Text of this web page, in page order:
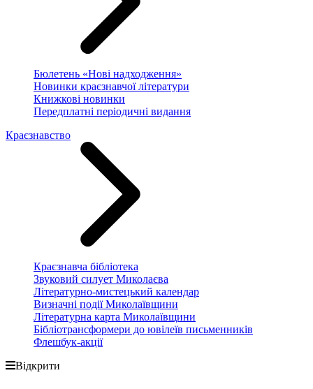
Бюлетень «Нові надходження»
Новинки краєзнавчої літератури
Книжкові новинки
Передплатні періодичні видання
Краєзнавство
Краєзнавча бібліотека
Звуковий силует Миколаєва
Літературно-мистецький календар
Визначні події Миколаївщини
Літературна карта Миколаївщини
Бібліотрансформери до ювілеїв письменників
Флешбук-акції
Відкрити